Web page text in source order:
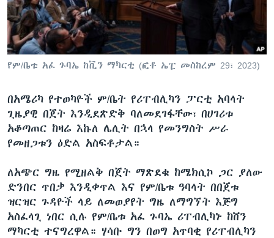
ቋንቋዎች
የም/ቤቱ አፈ ጉባኤ ከቪን ማካርቲ (ፎቶ ኤፒ መስከረም 29፣ 2023)
በአሜሪካ የተወካዮች ም/ቤት የሪፐብሊካን ፓርቲ አባላት
ጊዜያዊ በጀት እንዲደጽድቅ ባለመደገፋቸው፣ በሀገሪቱ
አቆጣጠር ከዛሬ እኩለ ሌሊት በኋላ የመንግስት ሥራ
የመዘጋቱን ዕድል አስፍቶታል።
ለአጭር ግዜ የሚዘልቅ በጀት ማጽደቁ ከሜክሲኮ ጋር ያለው
ድንበር ጥበቃ እንዲቀጥል እና የም/ቤቱ ዓባላት በበጀቱ
ዝርዝር ጉዳዮች ላይ ለመወያየት ግዜ ለማግኘት እጅግ
አስፈላጊ ነበር ሲሉ የም/ቤቱ አፈ ጉባኤ ሪፐብሊካኑ ከቨን
ማካርቲ ተናግረዋል። ሃሳቡ ግን በወግ አጥባቂ የሪፐብሊካን